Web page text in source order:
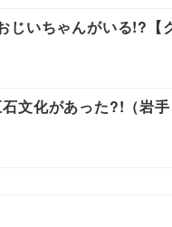
いちゃんがいる!?【
文化があった?!（岩手